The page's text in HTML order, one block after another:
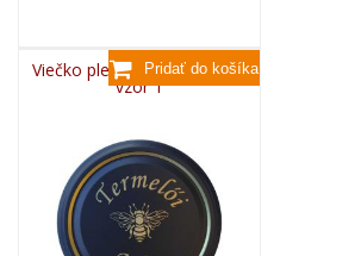
Viečko plechové TWIST 82 -
vzor T